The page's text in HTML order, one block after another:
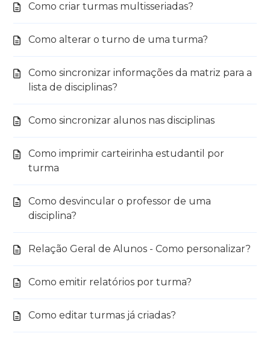
Como criar turmas multisseriadas?
Como alterar o turno de uma turma?
Como sincronizar informações da matriz para a
lista de disciplinas?
Como sincronizar alunos nas disciplinas
Como imprimir carteirinha estudantil por
turma
Como desvincular o professor de uma
disciplina?
Relação Geral de Alunos - Como personalizar?
Como emitir relatórios por turma?
Como editar turmas já criadas?